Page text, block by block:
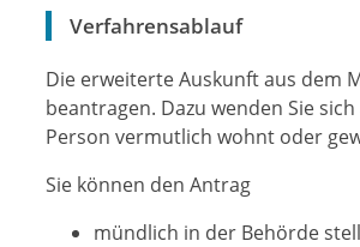
Verfahrensablauf
Die erweiterte Auskunft aus dem
beantragen. Dazu wenden Sie
Person vermutlich wohnt oder
Sie können den Antrag
mündlich in der Behörde